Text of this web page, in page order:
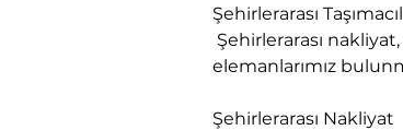
Şehirlerarası
elemanlarımız
Şehirlerarası Nakliyat